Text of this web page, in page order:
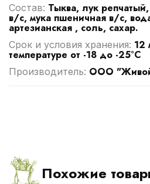
Cостав: Тыква, лук
в/с, мука пшеничная в/с,
артезианская , соль, сахар.
Срок и условия хранения: 12
температуре от -18 до -25°С
Производитель: ООО
Похожие